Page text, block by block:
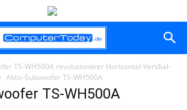
TS-WH500A revolutionärer Horizontal-Vertikal-
Aktiv-Subwoofer TS-WH500A
TS-WH500A